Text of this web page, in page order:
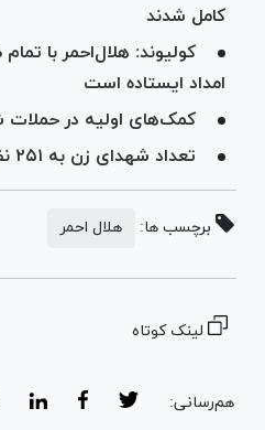
کامل شدند
کولیوند: هلال‌احمر با
امداد ایستاده است
کمک‌های اولیه در
تعداد شهدای زن به ۲۵۱ نفر رسید
برچسب ها: هلال احمر
لینک کوتاه
هم‌رسانی: